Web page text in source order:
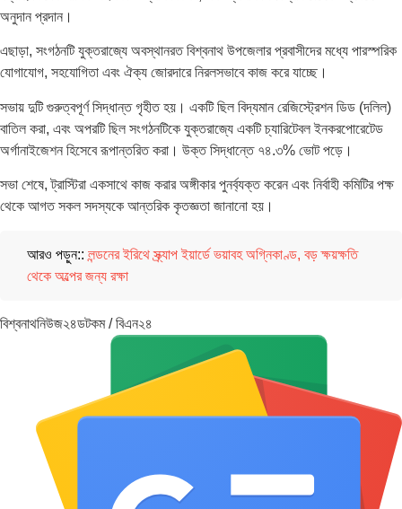
অনুদান প্রদান।
এছাড়া, সংগঠনটি যুক্তরাজ্যে অবস্থানরত বিশ্বনাথ উপজেলার প্রবাসীদের মধ্যে পারস্পরিক
যোগাযোগ, সহযোগিতা এবং ঐক্য জোরদারে নিরলসভাবে কাজ করে যাচ্ছে।
সভায় দুটি গুরুত্বপূর্ণ সিদ্ধান্ত গৃহীত হয়। একটি ছিল বিদ্যমান রেজিস্ট্রেশন ডিড (দলিল)
বাতিল করা, এবং অপরটি ছিল সংগঠনটিকে যুক্তরাজ্যে একটি চ্যারিটেবল ইনকরপোরেটেড
অর্গানাইজেশন হিসেবে রূপান্তরিত করা। উক্ত সিদ্ধান্তে ৭৪.৩% ভোট পড়ে।
সভা শেষে, ট্রাস্টিরা একসাথে কাজ করার অঙ্গীকার পুনর্ব্যক্ত করেন এবং নির্বাহী কমিটির পক্ষ
থেকে আগত সকল সদস্যকে আন্তরিক কৃতজ্ঞতা জানানো হয়।
আরও পড়ুন:: লন্ডনের ইরিথে স্ক্র্যাপ ইয়ার্ডে ভয়াবহ অগ্নিকাণ্ড, বড় ক্ষয়ক্ষতি
থেকে অল্পের জন্য রক্ষা
বিশ্বনাথনিউজ২৪ডটকম / বিএন২৪